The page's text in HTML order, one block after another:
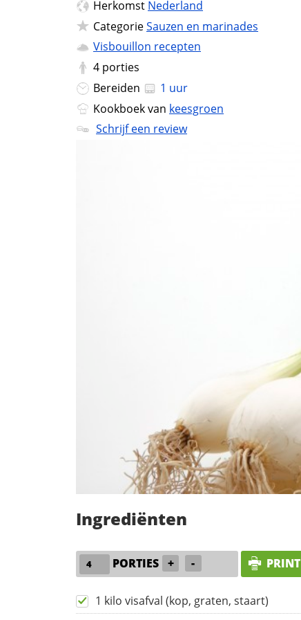
Herkomst Nederland
CategorieSauzen en marinades
Visbouillon recepten
4 porties
Bereiden
1 uur
Kookboek van keesgroen
Schrijf een review
Ingrediënten
PORTIES + - PRINT
1 kilo visafval (kop, graten, staart)